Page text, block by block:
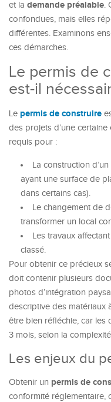
et la demande préalable.
confondues, mais elles
différentes. Examinons
ces démarches.
Le permis de
est-il
Le permis de construire
des projets d’une
requis pour :
La construction
ayant une surface de
dans certains cas).
Le changement de
transformer un local
Les travaux
classé.
Pour obtenir ce précieux
doit contenir plusieurs
photos d’intégration
descriptive des matériaux
être bien réfléchie, car les
3 mois, selon la
Les enjeux du
Obtenir un permis de
conformité réglementaire,